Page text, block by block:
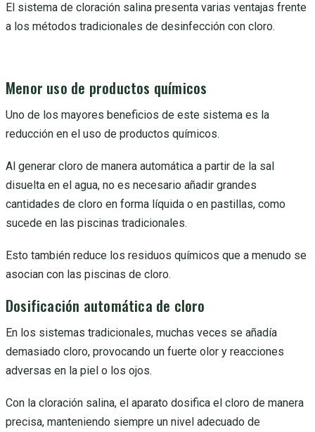
El sistema de cloración salina presenta varias ventajas frente
a los métodos tradicionales de desinfección con cloro.
Menor uso de productos químicos
Uno de los mayores beneficios de este sistema es la
reducción en el uso de productos químicos.
Al generar cloro de manera automática a partir de la sal
disuelta en el agua, no es necesario añadir grandes
cantidades de cloro en forma líquida o en pastillas, como
sucede en las piscinas tradicionales.
Esto también reduce los residuos químicos que a menudo se
asocian con las piscinas de cloro.
Dosificación automática de cloro
En los sistemas tradicionales, muchas veces se añadía
demasiado cloro, provocando un fuerte olor y reacciones
adversas en la piel o los ojos.
Con la cloración salina, el aparato dosifica el cloro de manera
precisa, manteniendo siempre un nivel adecuado de